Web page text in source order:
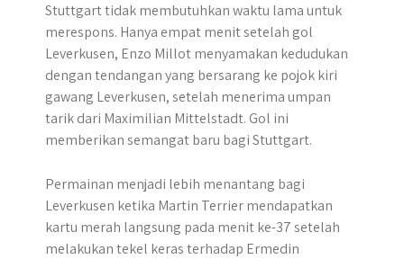
Stuttgart tidak membutuhkan waktu lama untuk
merespons. Hanya empat menit setelah gol
Leverkusen, Enzo Millot menyamakan kedudukan
dengan tendangan yang bersarang ke pojok kiri
gawang Leverkusen, setelah menerima umpan
tarik dari Maximilian Mittelstadt. Gol ini
memberikan semangat baru bagi Stuttgart.
Permainan menjadi lebih menantang bagi
Leverkusen ketika Martin Terrier mendapatkan
kartu merah langsung pada menit ke-37 setelah
melakukan tekel keras terhadap Ermedin